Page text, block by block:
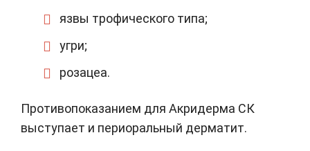
язвы трофического типа;
угри;
розацеа.
Противопоказанием для Акридерма СК
выступает и периоральный дерматит.